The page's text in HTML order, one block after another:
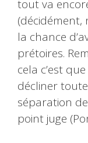
tout va
(décidément,
la chance
prétoires.
cela c’est
décliner
séparation
point juge